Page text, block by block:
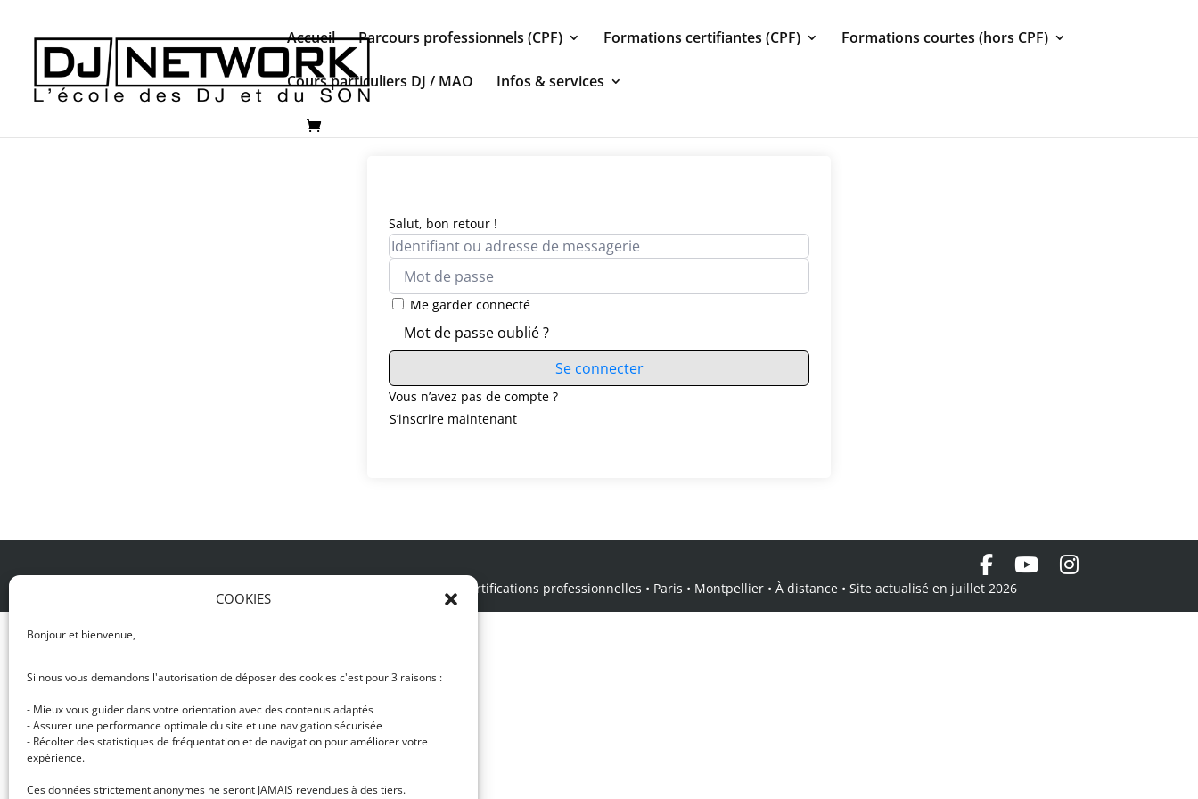
COOKIES
Bonjour et bienvenue,
Si nous vous demandons l'autorisation de déposer des cookies c'est pour 3 raisons :
- Mieux vous guider dans votre orientation avec des contenus adaptés
- Assurer une performance optimale du site et une navigation sécurisée
- Récolter des statistiques de fréquentation et de navigation pour améliorer votre
expérience.
Ces données strictement anonymes ne seront JAMAIS revendues à des tiers.
Accueil Parcours professionnels (CPF) Formations certifiantes (CPF) Formations courtes (hors CPF)
Cours particuliers DJ / MAO Infos & services
Salut, bon retour !
Me garder connecté
Mot de passe oublié ?
Se connecter
Vous n’avez pas de compte ?
S’inscrire maintenant
© DJ NETWORK • École de DJ et de production musicale • Certifications professionnelles • Paris • Montpellier • À distance • Site actualisé en juillet 2026